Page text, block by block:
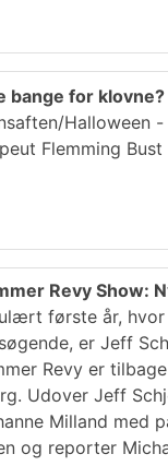
bange for
Halloween
Flemming
Revy Show:
første år, hvor
er Jeff
Revy er
Udover Jeff
Milland med
og reporter